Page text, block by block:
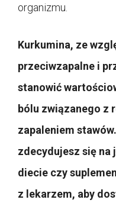
organizmu.
Kurkumina, ze
przeciwzapalne i
stanowić
bólu związanego z
zapaleniem
zdecydujesz się na
diecie czy
z lekarzem, aby